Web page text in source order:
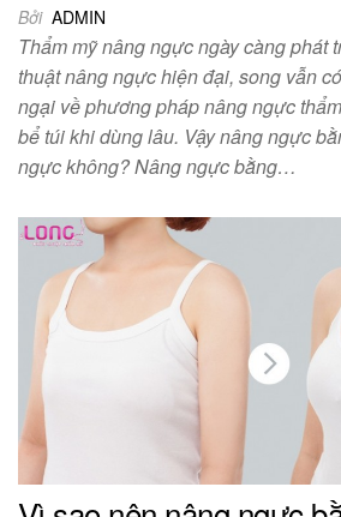
Bởi ADMIN
Thẩm mỹ nâng ngực ngày càng phát
thuật nâng ngực hiện đại, song vẫn
ngại về phương pháp nâng ngực
bể túi khi dùng lâu. Vậy nâng ngực
ngực không? Nâng ngực bằng…